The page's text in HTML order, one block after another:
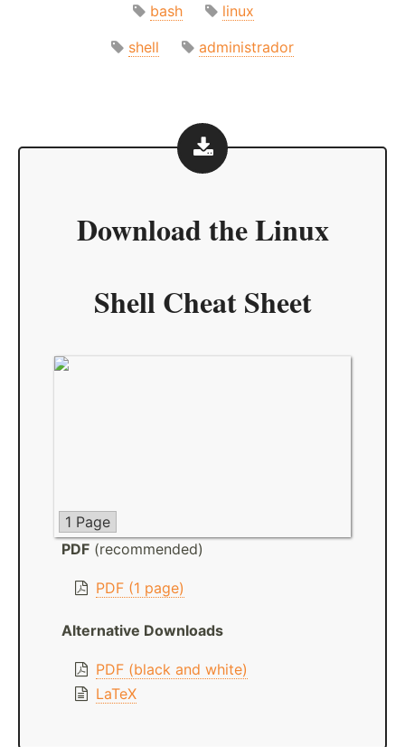
bash
linux
shell
administrador
Download theLinux
Shell Cheat Sheet
1 Page
PDF (recommended)
PDF (1 page)
Alternative Downloads
PDF (black and white)
LaTeX